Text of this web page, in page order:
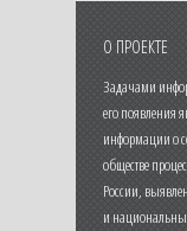
О ПРОЕКТЕ
Задачами
его появления
информации о
обществе
России,
и